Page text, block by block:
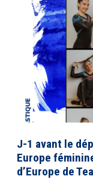
J-1 avant le
Europe
d’Europe de